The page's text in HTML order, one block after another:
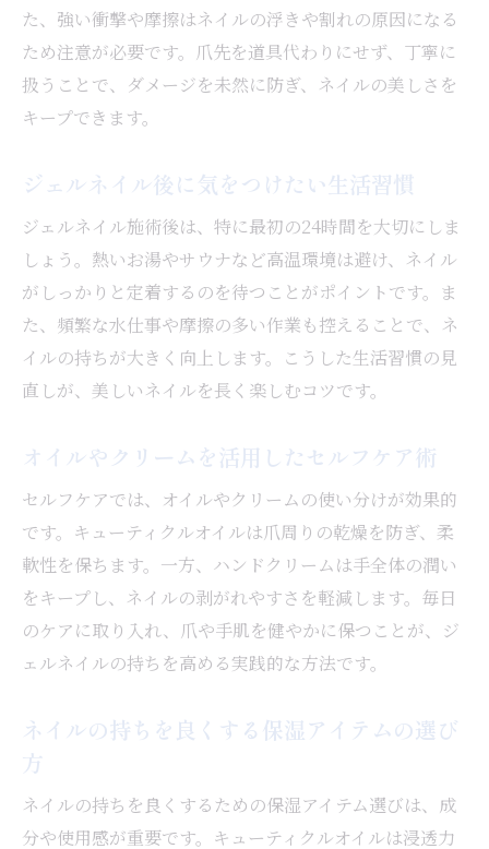
た、強い衝撃や摩擦はネイルの浮きや割れの原因になる
ため注意が必要です。爪先を道具代わりにせず、丁寧に
扱うことで、ダメージを未然に防ぎ、ネイルの美しさを
キープできます。
ジェルネイル後に気をつけたい生活習慣
ジェルネイル施術後は、特に最初の24時間を大切にしま
しょう。熱いお湯やサウナなど高温環境は避け、ネイル
がしっかりと定着するのを待つことがポイントです。ま
た、頻繁な水仕事や摩擦の多い作業も控えることで、ネ
イルの持ちが大きく向上します。こうした生活習慣の見
直しが、美しいネイルを長く楽しむコツです。
オイルやクリームを活用したセルフケア術
セルフケアでは、オイルやクリームの使い分けが効果的
です。キューティクルオイルは爪周りの乾燥を防ぎ、柔
軟性を保ちます。一方、ハンドクリームは手全体の潤い
をキープし、ネイルの剥がれやすさを軽減します。毎日
のケアに取り入れ、爪や手肌を健やかに保つことが、ジ
ェルネイルの持ちを高める実践的な方法です。
ネイルの持ちを良くする保湿アイテムの選び
方
ネイルの持ちを良くするための保湿アイテム選びは、成
分や使用感が重要です。キューティクルオイルは浸透力